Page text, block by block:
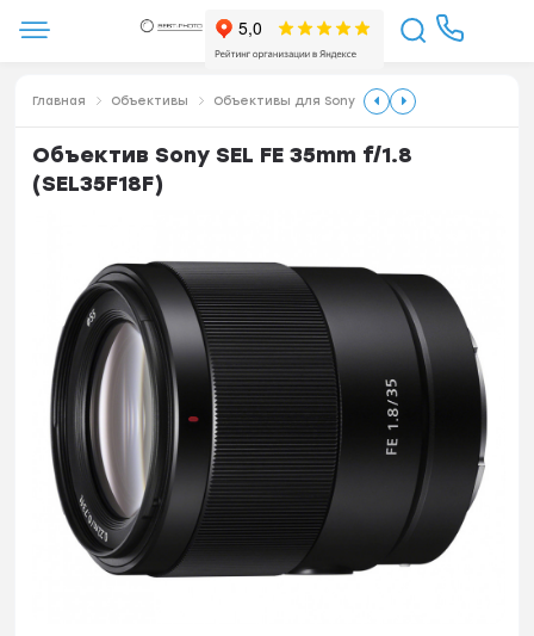
Главная Объективы Объективы для Sony
Объектив Sony SEL FE 35mm f/1.8
(SEL35F18F)